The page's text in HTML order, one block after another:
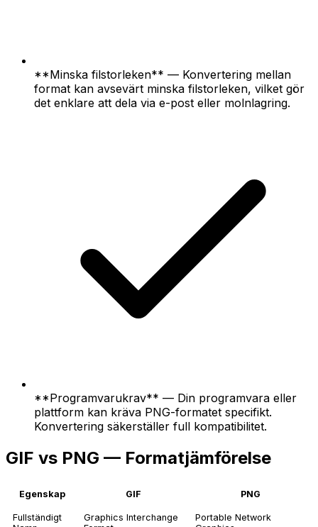
**Minska filstorleken** — Konvertering mellan
format kan avsevärt minska filstorleken, vilket gör
det enklare att dela via e-post eller molnlagring.
**Programvarukrav** — Din programvara eller
plattform kan kräva PNG-formatet specifikt.
Konvertering säkerställer full kompatibilitet.
GIF vs PNG — Formatjämförelse
Egenskap GIF PNG
Fullständigt
Graphics Interchange
Portable Network